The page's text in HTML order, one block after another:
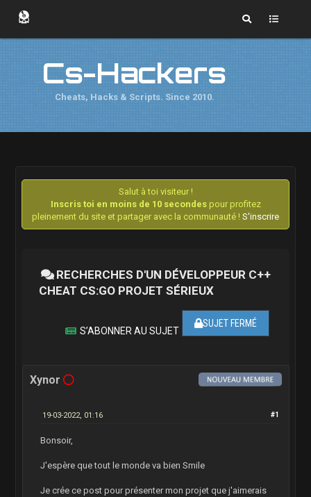
Cs-Hackers
Cheats, Hacks & Scripts. Since 2010.
Salut à toi visiteur !
Inscris toi en moins de 10 secondespour profitez
pleinement du site et partager avec la communauté ! S'inscrire
RECHERCHES D'UN DÉVELOPPEUR C++
CHEAT CS:GO PROJET SÉRIEUX
SUJET FERMÉ
S’ABONNER AU SUJET
Xynor
#1
19-03-2022, 01:16
Bonsoir,
J'espère que tout le monde va bien Smile
Je crée ce post pour présenter mon projet que j'aimerais